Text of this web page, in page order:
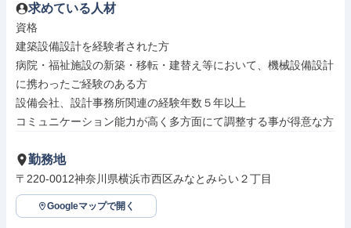
求めている人材
資格
建築設備設計を経験者された方
病院・福祉施設の新築・移転・建替え等において、機械設備設計
に携わったご経験のある方
設備会社、設計事務所関連の経験年数５年以上
コミュニケーション能力が高く多方面にて調整する事が得意な方
勤務地
〒220-0012神奈川県横浜市西区みなとみらい２丁目
Googleマップで開く